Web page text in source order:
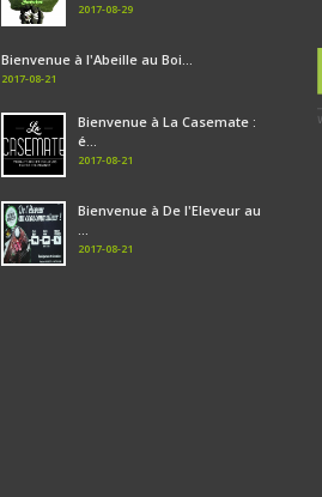
2017-08-29
Bienvenue à l'Abeille au Boi...
2017-08-21
Bienvenue à La Casemate :
é...
2017-08-21
Bienvenue à De l'Eleveur au
...
2017-08-21